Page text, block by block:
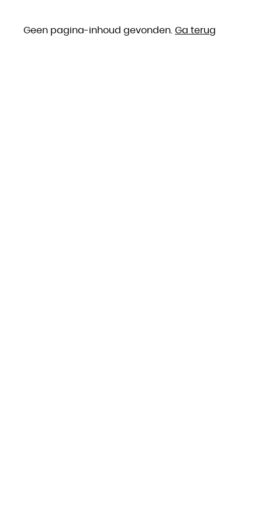
Geen pagina-inhoud gevonden. Ga terug